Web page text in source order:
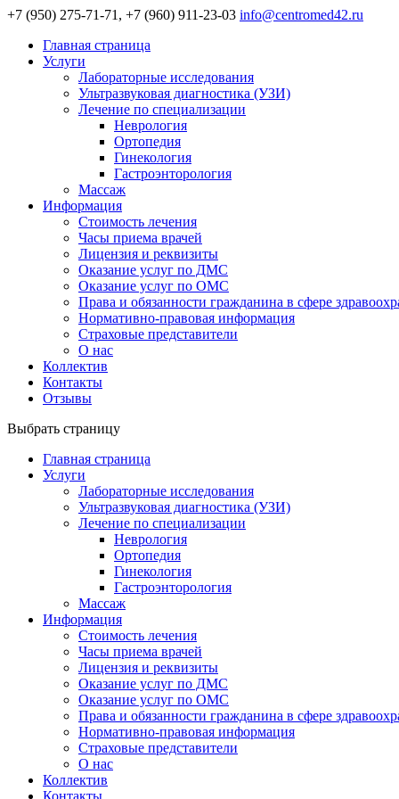
+7 (950) 275-71-71, +7 (960) 911-23-03 info@centromed42.ru
Главная страница
Услуги
Лабораторные исследования
Ультразвуковая диагностика (УЗИ)
Лечение по специализации
Неврология
Ортопедия
Гинекология
Гастроэнторология
Массаж
Информация
Стоимость лечения
Часы приема врачей
Лицензия и реквизиты
Оказание услуг по ДМС
Оказание услуг по ОМС
Права и обязанности гражданина в сфере
Нормативно-правовая информация
Страховые представители
О нас
Коллектив
Контакты
Отзывы
Выбрать страницу
Главная страница
Услуги
Лабораторные исследования
Ультразвуковая диагностика (УЗИ)
Лечение по специализации
Неврология
Ортопедия
Гинекология
Гастроэнторология
Массаж
Информация
Стоимость лечения
Часы приема врачей
Лицензия и реквизиты
Оказание услуг по ДМС
Оказание услуг по ОМС
Права и обязанности гражданина в сфере
Нормативно-правовая информация
Страховые представители
О нас
Коллектив
Контакты